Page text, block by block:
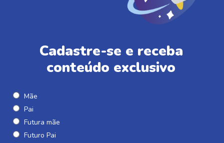
Cadastre-se e receba
conteúdo exclusivo
Mãe
Pai
Futura mãe
Futuro Pai